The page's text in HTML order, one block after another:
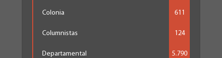
Colonia 611
Columnistas 124
Departamental 5.790